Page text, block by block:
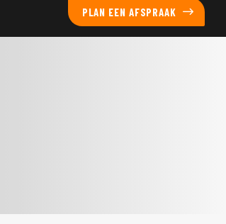
PLAN EEN AFSPRAAK